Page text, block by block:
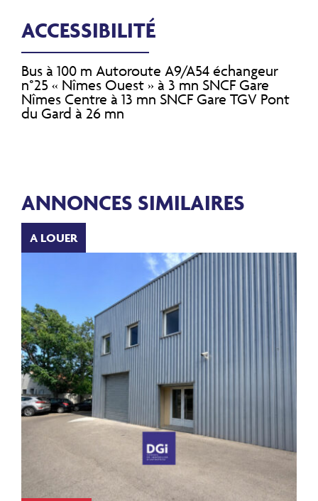
ACCESSIBILITÉ
Bus à 100 m Autoroute A9/A54 échangeur
n°25 « Nîmes Ouest » à 3 mn SNCF Gare
Nîmes Centre à 13 mn SNCF Gare TGV Pont
du Gard à 26 mn
ANNONCES SIMILAIRES
A LOUER